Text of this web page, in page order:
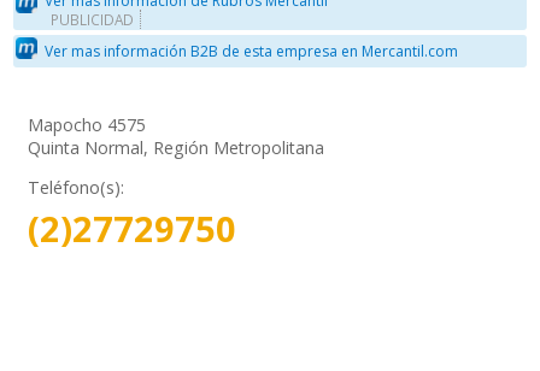
PUBLICIDAD
Ver mas información B2B de esta empresa en Mercantil.com
Mapocho 4575
Quinta Normal, Región Metropolitana
Teléfono(s):
(2)27729750